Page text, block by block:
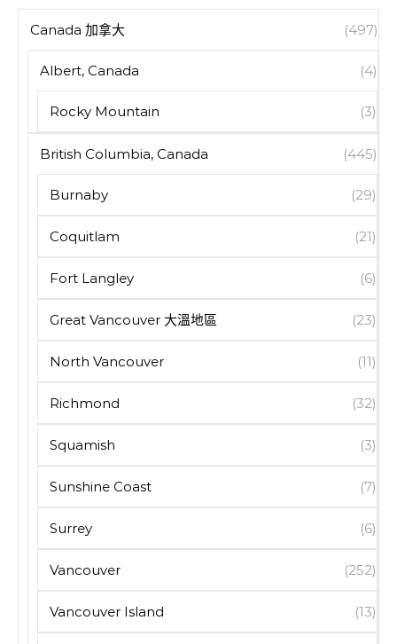
Canada 加拿大 (497)
Albert, Canada (4)
Rocky Mountain (3)
British Columbia, Canada (445)
Burnaby (29)
Coquitlam (21)
Fort Langley (6)
Great Vancouver 大溫地區 (23)
North Vancouver (11)
Richmond (32)
Squamish (3)
Sunshine Coast (7)
Surrey (6)
Vancouver (252)
Vancouver Island (13)